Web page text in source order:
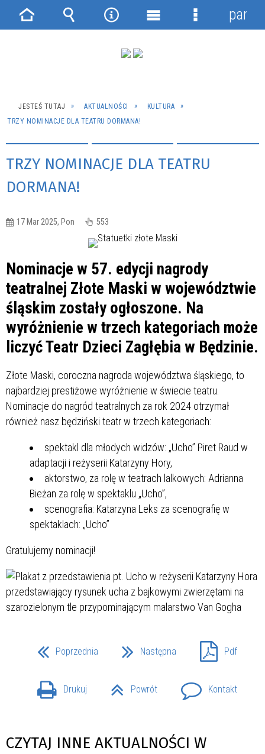
JESTEŚ TUTAJ AKTUALNOŚCI
KULTURA
TRZY NOMINACJE DLA TEATRU DORMANA!
TRZY NOMINACJE DLA TEATRU
DORMANA!
17 Mar 2025, Pon 553
Nominacje w 57. edycji nagrody
teatralnej Złote Maski w województwie
śląskim zostały ogłoszone. Na
wyróżnienie w trzech kategoriach może
liczyć Teatr Dzieci Zagłębia w Będzinie.
Złote Maski, coroczna nagroda województwa śląskiego, to
najbardziej prestiżowe wyróżnienie w świecie teatru.
Nominacje do nagród teatralnych za rok 2024 otrzymał
również nasz będziński teatr w trzech kategoriach:
spektakl dla młodych widzów: „Ucho” Piret Raud w
adaptacji i reżyserii Katarzyny Hory,
aktorstwo, za rolę w teatrach lalkowych: Adrianna
Bieżan za rolę w spektaklu „Ucho”,
scenografia: Katarzyna Leks za scenografię w
spektaklach: „Ucho”
Gratulujemy nominacji!
Poprzednia Następna Pdf
Drukuj Powrót Kontakt
CZYTAJ INNE AKTUALNOŚCI W
Strona Wyszukiwarka
NarzędziaMenu
Menu
panel